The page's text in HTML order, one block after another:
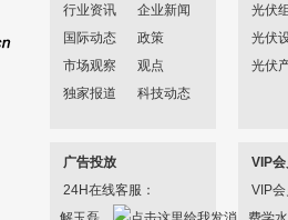
行业资讯
企业新闻
国际动态
政策
市场观察
观点
独家报道
科技动态
光伏
光伏
光伏
广告投放
24H在线客服：
VIP
VIP会